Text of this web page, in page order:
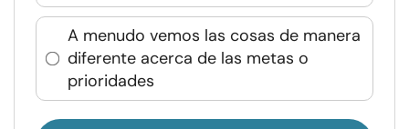
A menudo vemos las cosas de manera
diferente acerca de las metas o
prioridades